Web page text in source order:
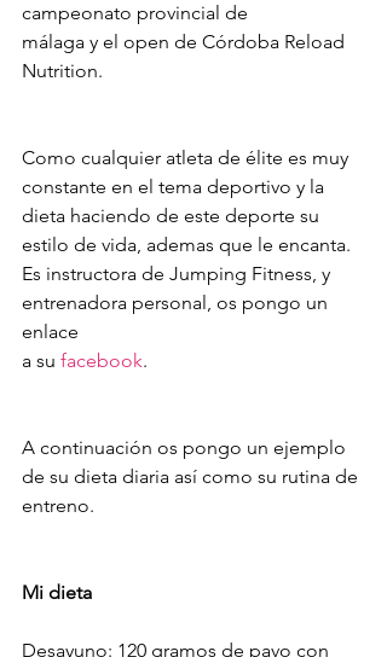
campeonato provincial de
málaga y el open de Córdoba Reload
Nutrition.
Como cualquier atleta de élite es muy
constante en el tema deportivo y la
dieta haciendo de este deporte su
estilo de vida, ademas que le encanta.
Es instructora de Jumping Fitness, y
entrenadora personal, os pongo un
enlace
a su facebook.
A continuación os pongo un ejemplo
de su dieta diaria así como su rutina de
entreno.
Mi dieta
Desayuno: 120 gramos de pavo con